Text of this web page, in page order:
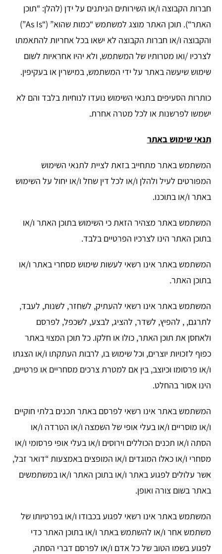
חברות הקבוצה ו/או השירותים הניתנים על ידן (להלן: “תוכן
האתר“). תוכן האתר מוצג למשתמש “כמות שהוא” (“As Is”)
והקבוצה ו/או חברות הקבוצה לא ישאו בכל אחריות להתאמתו
לצרכיו /ואו מטרותיו של המשתמש, ולא יהיו אחראיות לשום
שימוש שיעשה באתר על ידי המשתמש, במישרין או בעקיפין.
כותרות הסעיפים בתנאי השימוש נועדו לנוחיות בלבד והם לא
ישמשו לפרשנות או לכל מטרה אחרת.
תנאי שימוש באתר
המשתמש באתר מתחייב בזאת לציית לתנאי השימוש
המפורטים לעיל ולהלן ו/או לכל דין שחל ו/או יחול על השימוש
באתר ו/או בתוכנו.
המשתמש באתר מצהיר הזאת כי השימוש בתוכן האתר ו/או
בתוכן האתר הינו לצרכיו הפרטיים בלבד.
המשתמש באתר אינו רשאי לעשות שימוש מסחרי באתר ו/או
בתוכן האתר.
המשתמש באתר אינו רשאי להעתיק, לשחזר, לשנות, לעבד,
לתרגם, , להפיץ, לשדר, להציג, לבצע, לשכפל, לפרסם
ולאחסן את תוכן האתר, כולו או חלקו. כל תוכן המצוי באתר
כפוף לזכויות יוצרים, וכל שימוש בו, לרבות העתקתו ו/או הצגתו
ו/או פרסומו וכיוצב, בין אם למטרת צרכים מסחריים או פרטיים,
הינו אסור בהחלט.
המשתמש באתר אינו רשאי לפרסם באתר תכנים בלתי חוקיים
ו/או מוסריים ו/או בעלי אופי של השמצה ו/או הטרדה ו/או
הסתה ו/או תכנים הכוללים וירוסים ו/או בעלי אופי פרסומי ו/או
מסחרי ו/או כאלו המוגדים ו/או המופצים באמצעות “דואר זבל,
אשר עלולים לפגוע באתר ו/או בתוכן האתר ו/או במשתמשים
באתר בשום צורה ואופן.
המשתמש באתר אינו רשאי לפגוע בכבודו ו/או בפרטיותו של
משתמש אחר ו/או להשתמש באתר ו/או בתוכן האתר כדי
לפגוע בשמו הטוב של כל אדם ו/או לפרסם דברי הסתה,